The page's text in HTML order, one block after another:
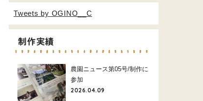
Tweets by OGINO__C
制作実績
農園ニュース第05号/制作に
参加
2026.04.09